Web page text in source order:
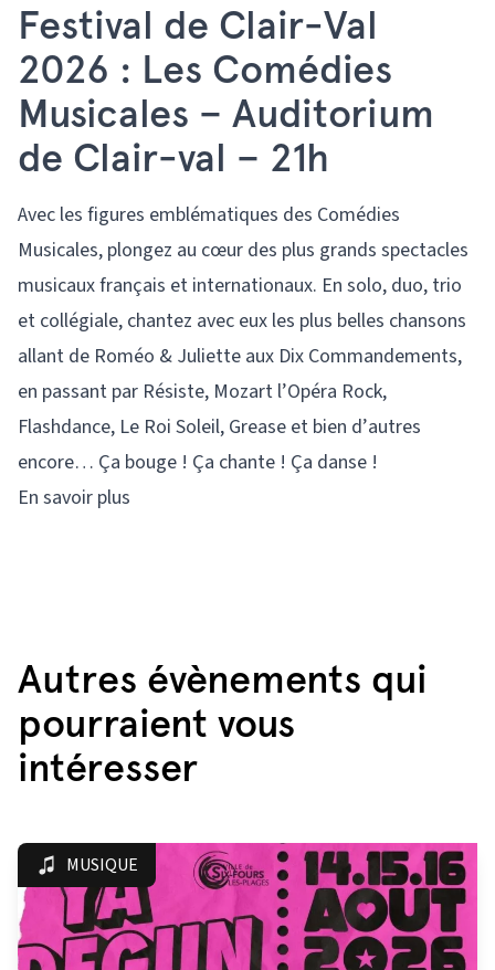
Festival de Clair-Val
2026 : Les Comédies
Musicales – Auditorium
de Clair-val – 21h
Avec les figures emblématiques des Comédies
Musicales, plongez au cœur des plus grands spectacles
musicaux français et internationaux. En solo, duo, trio
et collégiale, chantez avec eux les plus belles chansons
allant de Roméo & Juliette aux Dix Commandements,
en passant par Résiste, Mozart l’Opéra Rock,
Flashdance, Le Roi Soleil, Grease et bien d’autres
encore… Ça bouge ! Ça chante ! Ça danse !
En savoir plus
Autres évènements qui
pourraient vous
intéresser
MUSIQUE